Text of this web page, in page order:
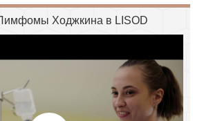
Ходжкина в LISOD